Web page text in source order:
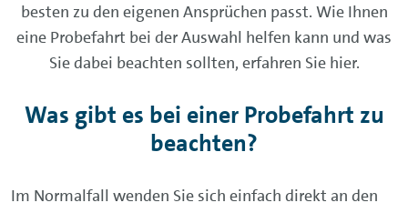
besten zu den eigenen Ansprüchen passt. Wie Ihnen
eine Probefahrt bei der Auswahl helfen kann und was
Sie dabei beachten sollten, erfahren Sie hier.
Was gibt es bei einer Probefahrt zu
beachten?
Im Normalfall wenden Sie sich einfach direkt an den